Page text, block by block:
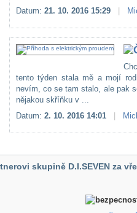
Datum: 21. 10. 2016 15:29
tento týden stala mě a mojí
nevím, co se tam stalo, ale pak
nějakou skříňku v ...
Datum: 2. 10. 2016 14:01
skupině D.I.SEVEN za